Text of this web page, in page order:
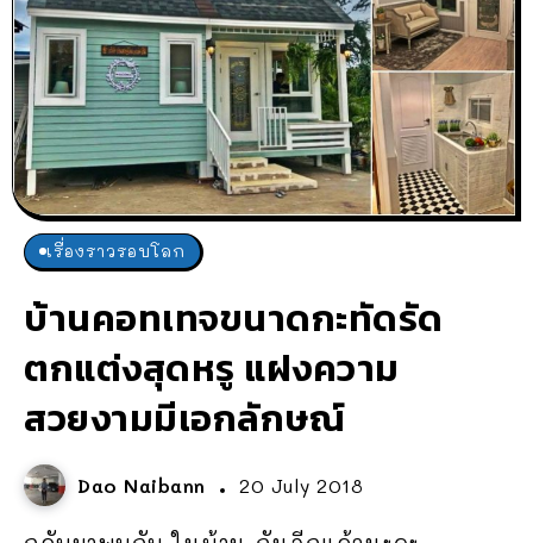
เรื่องราวรอบโลก
บ้านคอทเทจขนาดกะทัดรัด
ตกแต่งสุดหรู แฝงความ
สวยงามมีเอกลักษณ์
Dao Naibann 20 July 2018